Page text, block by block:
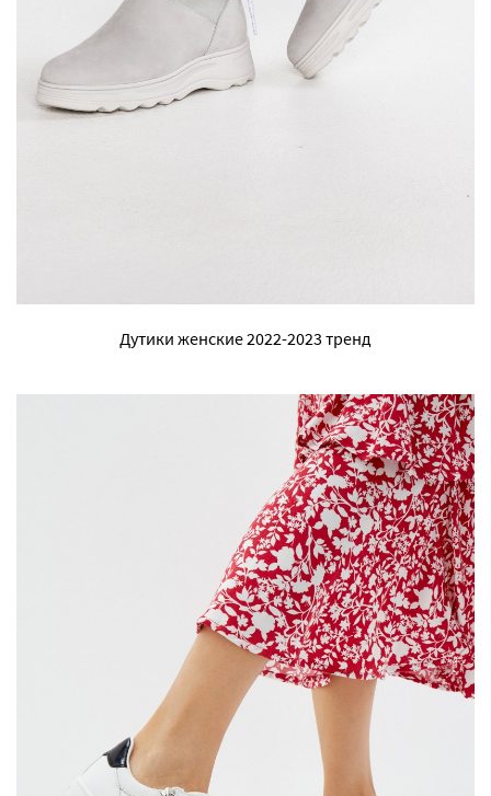
Дутики женские 2022-2023 тренд